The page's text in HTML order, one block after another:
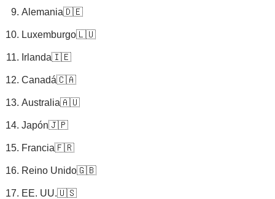
Alemania🇩🇪
Luxemburgo🇱🇺
Irlanda🇮🇪
Canadá🇨🇦
Australia🇦🇺
Japón🇯🇵
Francia🇫🇷
Reino Unido🇬🇧
EE. UU.🇺🇸